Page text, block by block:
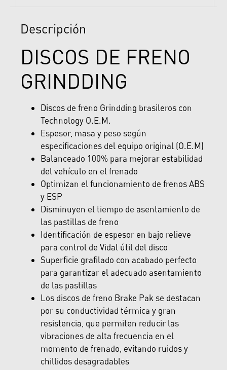
Descripción
DISCOS DE FRENO
GRINDDING
Discos de freno Grindding brasileros con
Technology O.E.M.
Espesor, masa y peso según
especificaciones del equipo original (O.E.M)
Balanceado 100% para mejorar estabilidad
del vehículo en el frenado
Optimizan el funcionamiento de frenos ABS
y ESP
Disminuyen el tiempo de asentamiento de
las pastillas de freno
Identificación de espesor en bajo relieve
para control de Vidal útil del disco
Superficie grafilado con acabado perfecto
para garantizar el adecuado asentamiento
de las pastillas
Los discos de freno Brake Pak se destacan
por su conductividad térmica y gran
resistencia, que permiten reducir las
vibraciones de alta frecuencia en el
momento de frenado, evitando ruidos y
chillidos desagradables